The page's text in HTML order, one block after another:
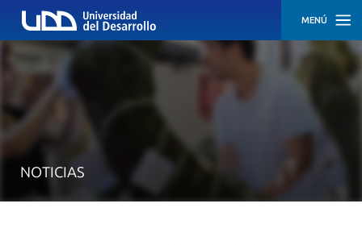
NOTICIAS
MENÚ
SOMOS?
EL